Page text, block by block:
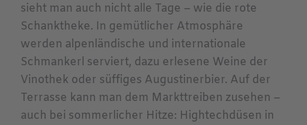
sieht man auch nicht alle Tage – wie die rote
Schanktheke. In gemütlicher Atmosphäre
werden alpenländische und internationale
Schmankerl serviert, dazu erlesene Weine der
Vinothek oder süffiges Augustinerbier. Auf der
Terrasse kann man dem Markttreiben zusehen –
auch bei sommerlicher Hitze: Hightechdüsen in